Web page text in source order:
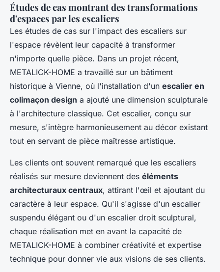
Études de cas montrant des transformations
d'espaces par les escaliers
Les études de cas sur l'impact des escaliers sur
l'espace révèlent leur capacité à transformer
n'importe quelle pièce. Dans un projet récent,
METALICK-HOME a travaillé sur un bâtiment
historique à Vienne, où l'installation d'un escalier en
colimaçon design a ajouté une dimension sculpturale
à l'architecture classique. Cet escalier, conçu sur
mesure, s'intègre harmonieusement au décor existant
tout en servant de pièce maîtresse artistique.
Les clients ont souvent remarqué que les escaliers
réalisés sur mesure deviennent des éléments
architecturaux centraux, attirant l'œil et ajoutant du
caractère à leur espace. Qu'il s'agisse d'un escalier
suspendu élégant ou d'un escalier droit sculptural,
chaque réalisation met en avant la capacité de
METALICK-HOME à combiner créativité et expertise
technique pour donner vie aux visions de ses clients.